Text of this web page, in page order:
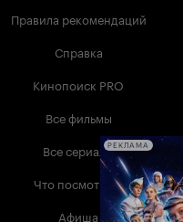
Правила рекомендаций
Справка
Кинопоиск PRO
Все фильмы
Все сериалы
Что посмотреть
Афиша
РЕКЛАМА